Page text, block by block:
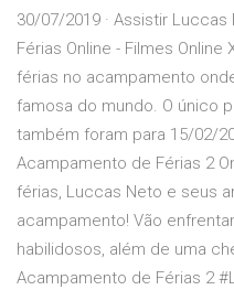
30/07/2019 · Assistir
Férias Online - Filmes
férias no acampamento
famosa do mundo. O único
também foram para 15/02/
Acampamento de Férias 2
férias, Luccas Neto e seus
acampamento! Vão
habilidosos, além de uma
Acampamento de Férias 2